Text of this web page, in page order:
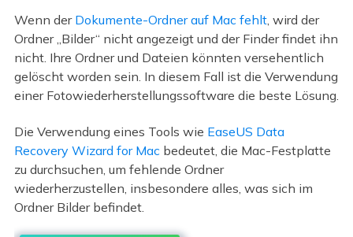
Wenn der Dokumente-Ordner auf Mac fehlt, wird der
Ordner „Bilder“ nicht angezeigt und der Finder findet ihn
nicht. Ihre Ordner und Dateien könnten versehentlich
gelöscht worden sein. In diesem Fall ist die Verwendung
einer Fotowiederherstellungssoftware die beste Lösung.
Die Verwendung eines Tools wie EaseUS Data
Recovery Wizard for Mac bedeutet, die Mac-Festplatte
zu durchsuchen, um fehlende Ordner
wiederherzustellen, insbesondere alles, was sich im
Ordner Bilder befindet.